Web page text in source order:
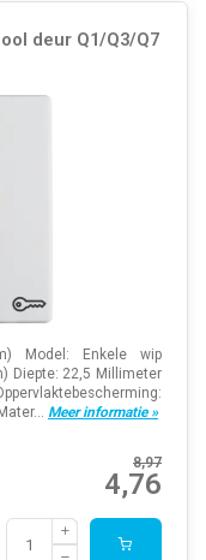
deur Q1/Q3/Q7
Model: Enkele wip
Diepte: 22,5 Millimeter
Meer informatie »
8,97
4,76